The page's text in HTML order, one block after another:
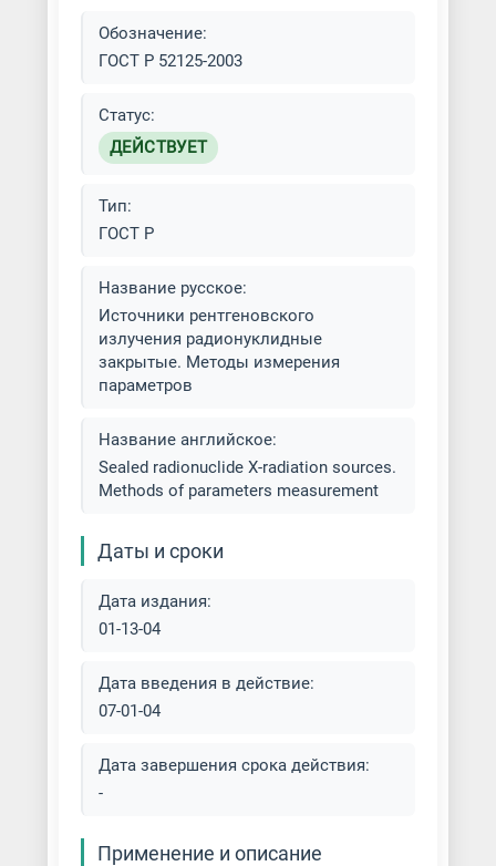
Обозначение:
ГОСТ Р 52125-2003
Статус:
ДЕЙСТВУЕТ
Тип:
ГОСТ Р
Название русское:
Источники рентгеновского
излучения радионуклидные
закрытые. Методы измерения
параметров
Название английское:
Sealed radionuclide X-radiation sources.
Methods of parameters measurement
Даты и сроки
Дата издания:
01-13-04
Дата введения в действие:
07-01-04
Дата завершения срока действия:
-
Применение и описание